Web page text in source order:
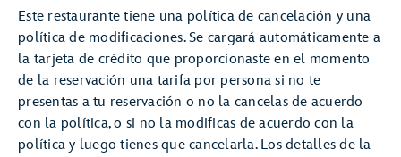
Este restaurante tiene una política de cancelación y una
política de modificaciones. Se cargará automáticamente a
la tarjeta de crédito que proporcionaste en el momento
de la reservación una tarifa por persona si no te
presentas a tu reservación o no la cancelas de acuerdo
con la política, o si no la modificas de acuerdo con la
política y luego tienes que cancelarla. Los detalles de la